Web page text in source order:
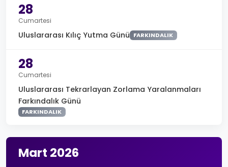
28
Cumartesi
Uluslararası Kılıç Yutma Günü FARKINDALIK
28
Cumartesi
Uluslararası Tekrarlayan Zorlama Yaralanmaları
Farkındalık Günü
FARKINDALIK
Mart 2026